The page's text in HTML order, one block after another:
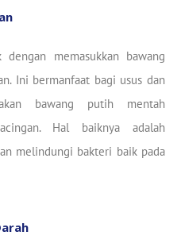
dengan memasukkan bawang
Ini bermanfaat bagi usus dan
bawang putih mentah
Hal baiknya adalah
melindungi bakteri baik pada